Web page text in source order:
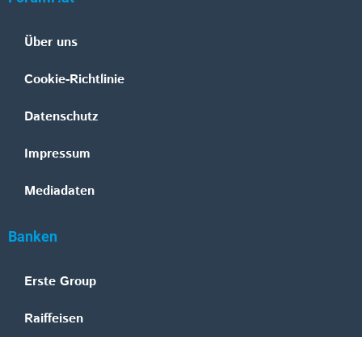
Über uns
Cookie-Richtlinie
Datenschutz
Impressum
Mediadaten
Banken
Erste Group
Raiffeisen